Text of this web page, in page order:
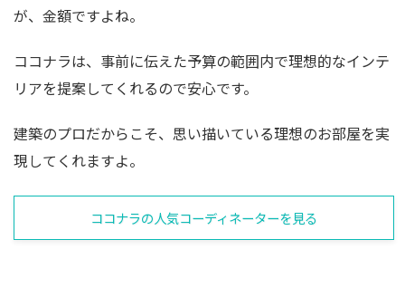
が、金額ですよね。
ココナラは、事前に伝えた予算の範囲内で理想的なインテ
リアを提案してくれるので安心です。
建築のプロだからこそ、思い描いている理想のお部屋を実
現してくれますよ。
ココナラの人気コーディネーターを見る